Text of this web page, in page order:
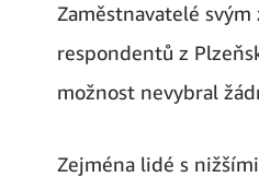
Zaměstnavatelé
respondentů z
možnost nevybral
Zejména lidé s